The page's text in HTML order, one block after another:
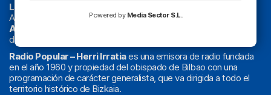
La radio sin cadenas
Actualidad y
podcastdeBilbaoyBizkaia, los partidos del
Athletic
deportes, sociedad, cultura, política, religión y obra social.
Radio Popular – Herri Irratiaes una emisora de radio fundada
en el año 1960 y propiedad del obispado de Bilbao con una
programación de carácter generalista, que va dirigida a todo el
territorio histórico de Bizkaia.
Powered by Media Sector S.L.